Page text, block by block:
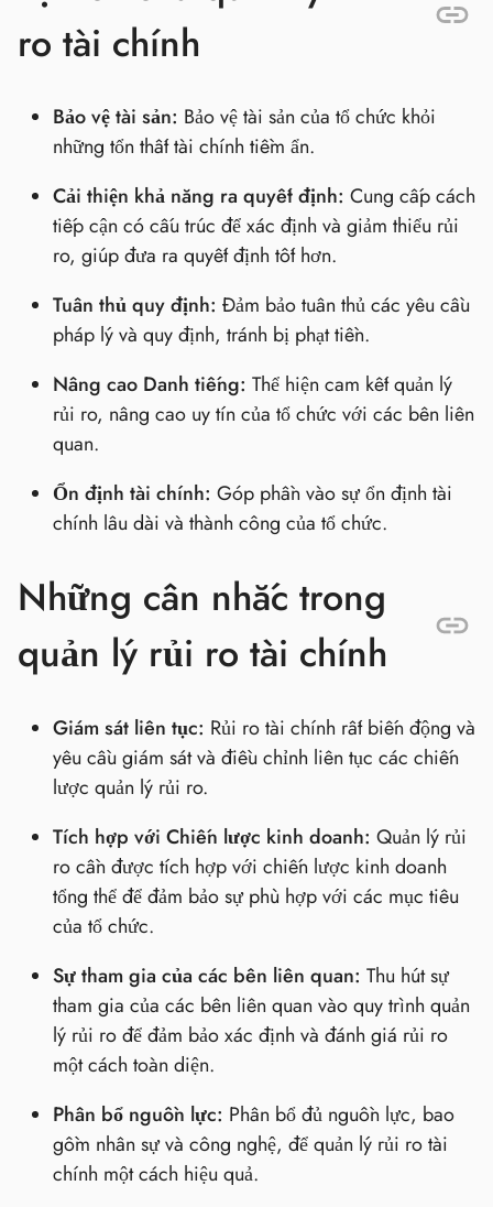
ro tài chính
Bảo vệ tài sản: Bảo vệ tài sản của tổ chức khỏi
những tổn thất tài chính tiềm ẩn.
Cải thiện khả năng ra quyết định: Cung cấp cách
tiếp cận có cấu trúc để xác định và giảm thiểu rủi
ro, giúp đưa ra quyết định tốt hơn.
Tuân thủ quy định: Đảm bảo tuân thủ các yêu cầu
pháp lý và quy định, tránh bị phạt tiền.
Nâng cao Danh tiếng: Thể hiện cam kết quản lý
rủi ro, nâng cao uy tín của tổ chức với các bên liên
quan.
Ổn định tài chính: Góp phần vào sự ổn định tài
chính lâu dài và thành công của tổ chức.
Những cân nhắc trong
quản lý rủi ro tài chính
Giám sát liên tục: Rủi ro tài chính rất biến động và
yêu cầu giám sát và điều chỉnh liên tục các chiến
lược quản lý rủi ro.
Tích hợp với Chiến lược kinh doanh: Quản lý rủi
ro cần được tích hợp với chiến lược kinh doanh
tổng thể để đảm bảo sự phù hợp với các mục tiêu
của tổ chức.
Sự tham gia của các bên liên quan: Thu hút sự
tham gia của các bên liên quan vào quy trình quản
lý rủi ro để đảm bảo xác định và đánh giá rủi ro
một cách toàn diện.
Phân bổ nguồn lực: Phân bổ đủ nguồn lực, bao
gồm nhân sự và công nghệ, để quản lý rủi ro tài
chính một cách hiệu quả.